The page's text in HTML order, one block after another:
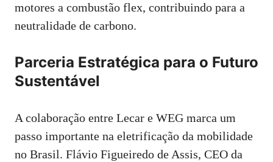
motores a combustão flex, contribuindo para a
neutralidade de carbono.
Parceria Estratégica para o Futuro
Sustentável
A colaboração entre Lecar e WEG marca um
passo importante na eletrificação da mobilidade
no Brasil. Flávio Figueiredo de Assis, CEO da